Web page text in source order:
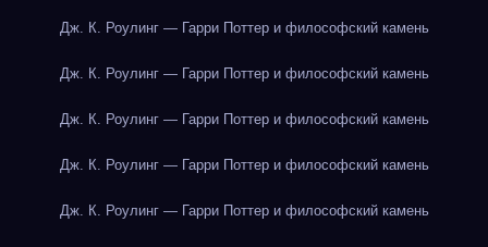
Дж. К. Роулинг — Гарри Поттер и философский камень
Дж. К. Роулинг — Гарри Поттер и философский камень
Дж. К. Роулинг — Гарри Поттер и философский камень
Дж. К. Роулинг — Гарри Поттер и философский камень
Дж. К. Роулинг — Гарри Поттер и философский камень